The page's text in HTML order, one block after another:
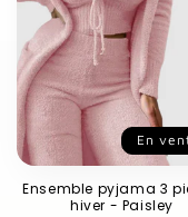
En
Ensemble pyjama 3
hiver - Paisley